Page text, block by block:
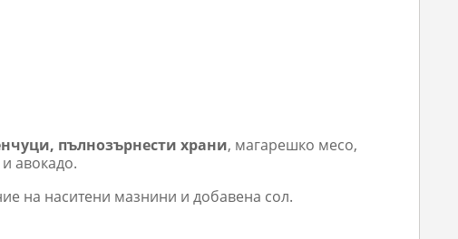
пълнозърнести храни, магарешко месо,
авокадо.
на наситени мазнини и добавена сол.